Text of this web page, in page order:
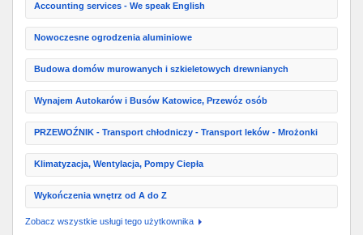
Accounting services - We speak English
Nowoczesne ogrodzenia aluminiowe
Budowa domów murowanych i szkieletowych drewnianych
Wynajem Autokarów i Busów Katowice, Przewóz osób
PRZEWOŹNIK - Transport chłodniczy - Transport leków - Mrożonki
Klimatyzacja, Wentylacja, Pompy Ciepła
Wykończenia wnętrz od A do Z
Zobacz wszystkie usługi tego użytkownika